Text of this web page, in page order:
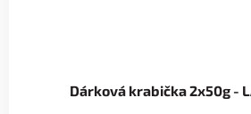
Dárková krabička 2x50g -